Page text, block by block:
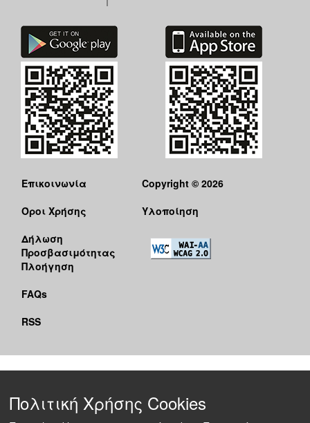
Επικοινωνία
Όροι Χρήσης
Δήλωση
Προσβασιμότητας
Πλοήγηση
FAQs
RSS
Copyright © 2026
Υλοποίηση
Πολιτική Χρήσης Cookies